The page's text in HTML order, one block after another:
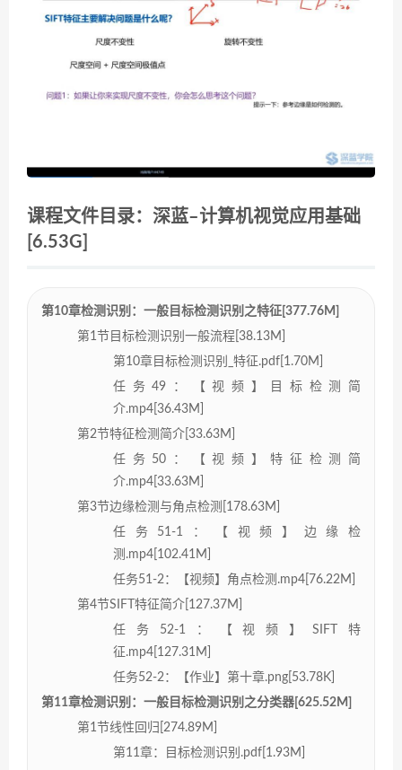
课程文件目录：深蓝–计算机视觉应用基础
[6.53G]
第10章检测识别：一般目标检测识别之特征[377.76M]
第1节目标检测识别一般流程[38.13M]
第10章目标检测识别_特征.pdf[1.70M]
任务49：【视频】目标检测简
介.mp4[36.43M]
第2节特征检测简介[33.63M]
任务50：【视频】特征检测简
介.mp4[33.63M]
第3节边缘检测与角点检测[178.63M]
任务51-1：【视频】边缘检
测.mp4[102.41M]
任务51-2：【视频】角点检测.mp4[76.22M]
第4节SIFT特征简介[127.37M]
任务52-1：【视频】SIFT特
征.mp4[127.31M]
任务52-2：【作业】第十章.png[53.78K]
第11章检测识别：一般目标检测识别之分类器[625.52M]
第1节线性回归[274.89M]
第11章：目标检测识别.pdf[1.93M]